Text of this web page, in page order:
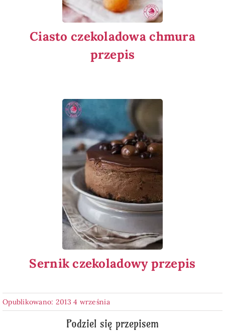
Ciasto czekoladowa chmura
przepis
Sernik czekoladowy przepis
Opublikowano: 2013 4 września
Podziel się przepisem